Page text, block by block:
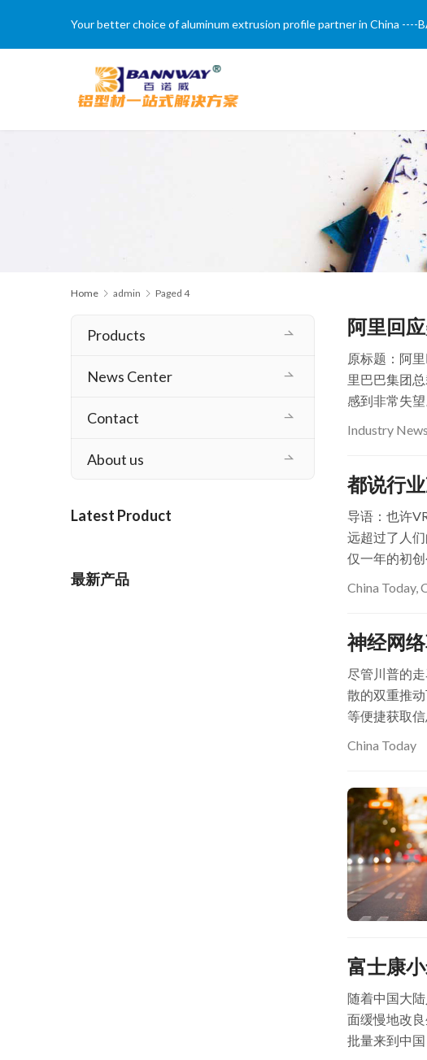
Home admin Paged 4
阿里回
原标题：阿
里巴巴集团
感到非常失
Industry News
都说行
导语：也许
远超过了人
仅一年的初
China Today,
神经网
尽管川普的
散的双重推
等便捷获取
China Today
富士康
随着中国大
面缓慢地改
批量来到中
Products
News Center
Contact
About us
Latest Product
最新产品
Your better choice of aluminum extrusion profile partner in China ----